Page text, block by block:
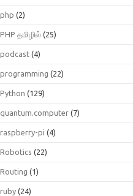
php (2)
PHP தமிழில் (25)
podcast (4)
programming (22)
Python (129)
quantum.computer (7)
raspberry-pi (4)
Robotics (22)
Routing (1)
ruby (24)